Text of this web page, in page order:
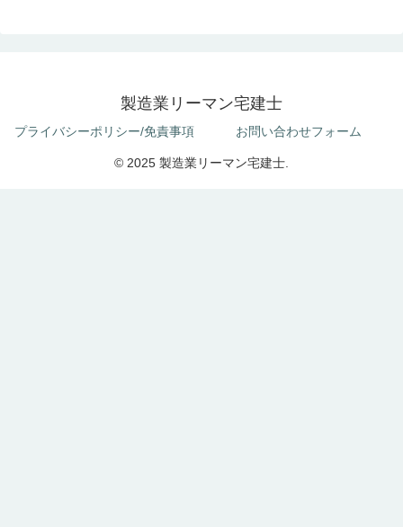
製造業リーマン宅建士
プライバシーポリシー/免責事項 お問い合わせフォーム
© 2025 製造業リーマン宅建士.